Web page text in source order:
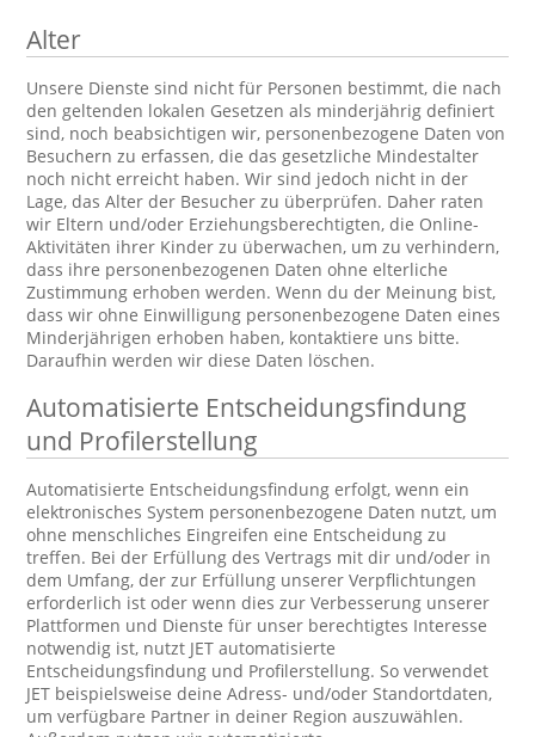
Alter
Unsere Dienste sind nicht für Personen bestimmt, die nach
den geltenden lokalen Gesetzen als minderjährig definiert
sind, noch beabsichtigen wir, personenbezogene Daten von
Besuchern zu erfassen, die das gesetzliche Mindestalter
noch nicht erreicht haben. Wir sind jedoch nicht in der
Lage, das Alter der Besucher zu überprüfen. Daher raten
wir Eltern und/oder Erziehungsberechtigten, die Online-
Aktivitäten ihrer Kinder zu überwachen, um zu verhindern,
dass ihre personenbezogenen Daten ohne elterliche
Zustimmung erhoben werden. Wenn du der Meinung bist,
dass wir ohne Einwilligung personenbezogene Daten eines
Minderjährigen erhoben haben, kontaktiere uns bitte.
Daraufhin werden wir diese Daten löschen.
Automatisierte Entscheidungsfindung
und Profilerstellung
Automatisierte Entscheidungsfindung erfolgt, wenn ein
elektronisches System personenbezogene Daten nutzt, um
ohne menschliches Eingreifen eine Entscheidung zu
treffen. Bei der Erfüllung des Vertrags mit dir und/oder in
dem Umfang, der zur Erfüllung unserer Verpflichtungen
erforderlich ist oder wenn dies zur Verbesserung unserer
Plattformen und Dienste für unser berechtigtes Interesse
notwendig ist, nutzt JET automatisierte
Entscheidungsfindung und Profilerstellung. So verwendet
JET beispielsweise deine Adress- und/oder Standortdaten,
um verfügbare Partner in deiner Region auszuwählen.